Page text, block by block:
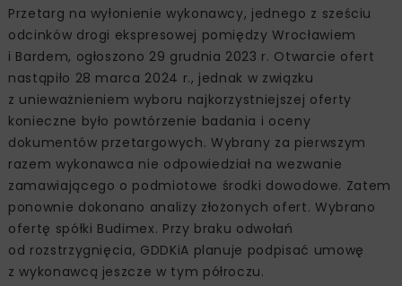
Przetarg na wyłonienie wykonawcy, jednego z sześciu
odcinków drogi ekspresowej pomiędzy Wrocławiem
i Bardem, ogłoszono 29 grudnia 2023 r. Otwarcie ofert
nastąpiło 28 marca 2024 r., jednak w związku
z unieważnieniem wyboru najkorzystniejszej oferty
konieczne było powtórzenie badania i oceny
dokumentów przetargowych. Wybrany za pierwszym
razem wykonawca nie odpowiedział na wezwanie
zamawiającego o podmiotowe środki dowodowe. Zatem
ponownie dokonano analizy złożonych ofert. Wybrano
ofertę spółki Budimex. Przy braku odwołań
od rozstrzygnięcia, GDDKiA planuje podpisać umowę
z wykonawcą jeszcze w tym półroczu.